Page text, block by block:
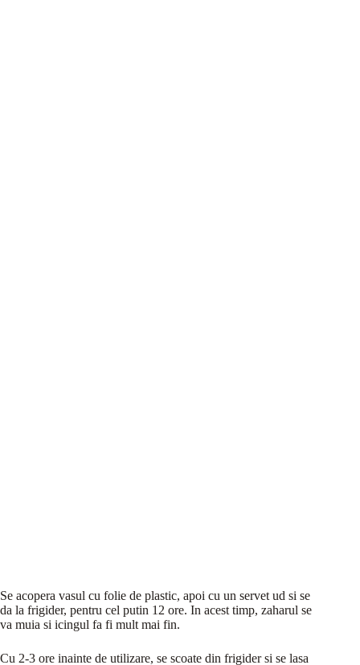
Se acopera vasul cu folie de plastic, apoi cu un servet ud si se
da la frigider, pentru cel putin 12 ore. In acest timp, zaharul se
va muia si icingul fa fi mult mai fin.
Cu 2-3 ore inainte de utilizare, se scoate din frigider si se lasa